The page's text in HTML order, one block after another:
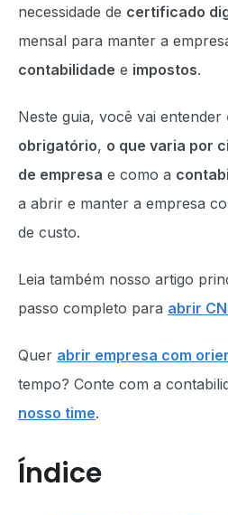
necessidade de certificado
mensal para manter a
contabilidade e impostos.
Neste guia, você vai entender
obrigatório, o que varia por
de empresa e como a
a abrir e manter a empresa
de custo.
Leia também nosso artigo
passo completo para abrir
Quer abrir empresa com
tempo? Conte com a
nosso time.
Índice